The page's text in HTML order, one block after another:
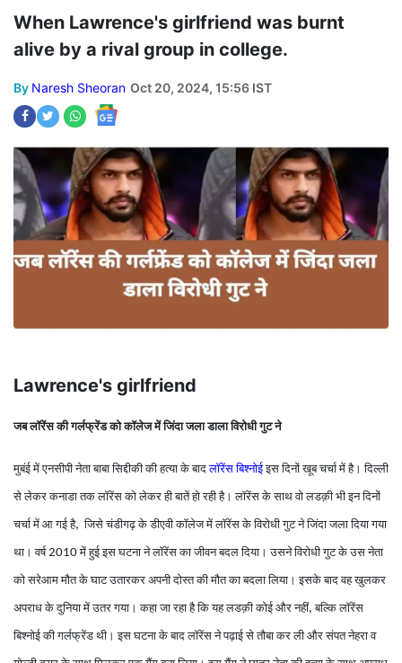
When Lawrence's girlfriend was burnt
alive by a rival group in college.
By Naresh Sheoran Oct 20, 2024, 15:56 IST
Lawrence's girlfriend
जब लॉरेंस की गर्लफ्रेंड को कॉलेज में जिंदा जला डाला विरोधी गुट ने
मुबंई में एनसीपी नेता बाबा सिद्दीकी की हत्या के बादलॉरेंस बिश्नोईइस दिनों खूब चर्चा में है। दिल्ली
से लेकर कनाडा तक लॉरेंस को लेकर ही बातें हो रही है। लॉरेंस के साथ वो लडक़ी भी इन दिनों
चर्चा में आ गई है,जिसे चंडीगढ़ के डीएवी कॉलेज में लॉरेंस के विरोधी गुट ने जिंदा जला दिया गया
था। वर्ष2010में हुई इस घटना ने लॉरेंस का जीवन बदल दिया। उसने विरोधी गुट के उस नेता
को सरेआम मौत के घाट उतारकर अपनी दोस्त की मौत का बदला लिया। इसके बाद वह खुलकर
अपराध के दुनिया में उतर गया। कहा जा रहा है कि यह लडक़ी कोई और नहीं,बल्कि लॉरेंस
बिश्नोई की गर्लफ्रेंड थी। इस घटना के बाद लॉरेंस ने पढ़ाई से तौबा कर ली और संपत नेहरा व